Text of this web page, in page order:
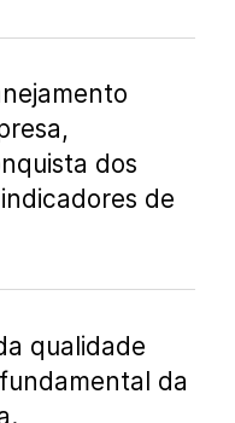
dos
de
qualidade
da